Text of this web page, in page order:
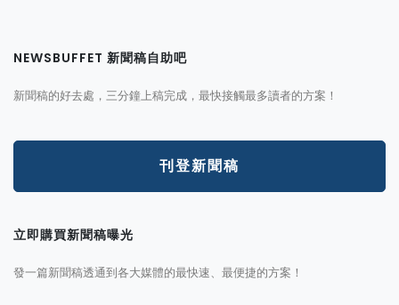
NEWSBUFFET 新聞稿自助吧
新聞稿的好去處，三分鐘上稿完成，最快接觸最多讀者的方案！
刊登新聞稿
立即購買新聞稿曝光
發一篇新聞稿透通到各大媒體的最快速、最便捷的方案！